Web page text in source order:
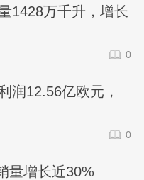
1428万千升，增长
0
润12.56亿欧元，
0
量增长近30%